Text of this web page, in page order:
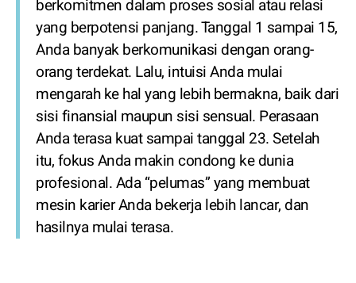
berkomitmen dalam proses sosial atau relasi
yang berpotensi panjang. Tanggal 1 sampai 15,
Anda banyak berkomunikasi dengan orang-
orang terdekat. Lalu, intuisi Anda mulai
mengarah ke hal yang lebih bermakna, baik dari
sisi finansial maupun sisi sensual. Perasaan
Anda terasa kuat sampai tanggal 23. Setelah
itu, fokus Anda makin condong ke dunia
profesional. Ada “pelumas” yang membuat
mesin karier Anda bekerja lebih lancar, dan
hasilnya mulai terasa.